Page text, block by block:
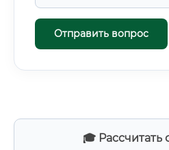
🎓 Рассчитать
Отправить вопрос